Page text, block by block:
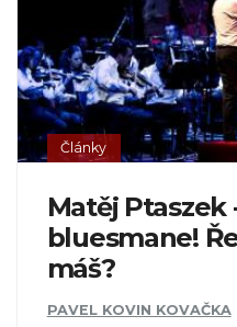
Články
Matěj Ptaszek
bluesmane!
máš?
PAVEL KOVIN KOVAČKA